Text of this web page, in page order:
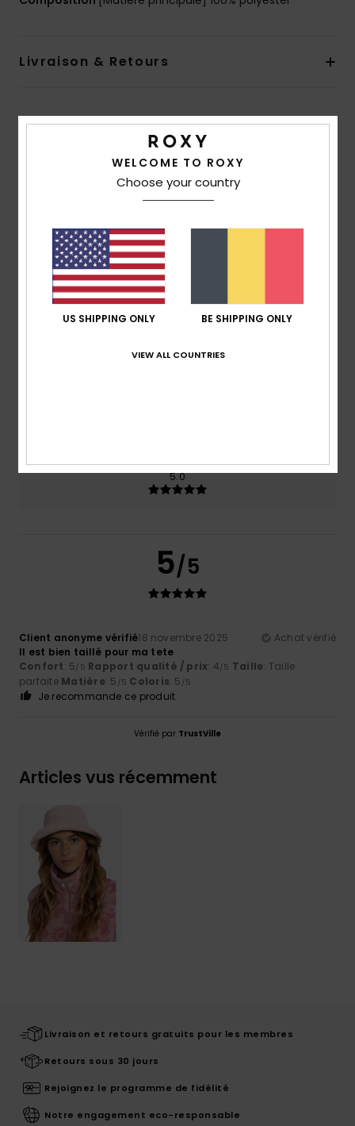
Livraison & Retours
Avis clients
Note moyenne
5.0/5
basé sur1 avis vérifiés
100% de nos clients recommandent ce produit
Coloris
5.0
5/5
Client anonyme vérifié18 novembre 2025
Achat vérifié
Il est bien taillé pour ma tete
Confort: 5/5 Rapport qualité / prix: 4/5 Taille: Taille
parfaite Matière: 5 /5 Coloris: 5 /5
Je recommande ce produit
Vérifié par TrustVille
Articles vus récemment
Livraison et retours gratuits pour les membres
Retours sous 30 jours
Rejoignez le programme de fidélité
Notre engagement eco-responsable
WELCOME TO ROXY
Choose your country
US SHIPPING ONLY BE SHIPPING ONLY
VIEW ALL COUNTRIES